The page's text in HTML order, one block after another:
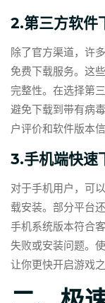
2.第三方软件
除了官方渠道，许
免费下载服务。这
完整性。在选择第
避免下载到带有病
户评价和软件版本
3.手机端快速
对于手机用户，可
载安装。部分平台
手机系统版本符合
失败或安装问题。
让你更快开启游戏之